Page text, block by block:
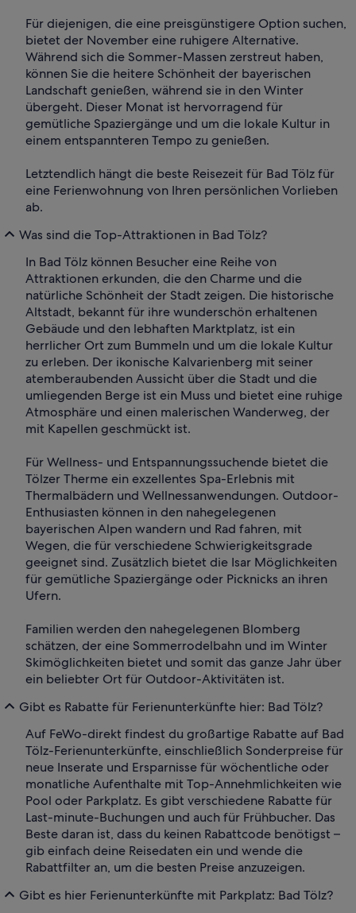
Für diejenigen, die eine preisgünstigere Option suchen,
bietet der November eine ruhigere Alternative.
Während sich die Sommer-Massen zerstreut haben,
können Sie die heitere Schönheit der bayerischen
Landschaft genießen, während sie in den Winter
übergeht. Dieser Monat ist hervorragend für
gemütliche Spaziergänge und um die lokale Kultur in
einem entspannteren Tempo zu genießen.
Letztendlich hängt die beste Reisezeit für Bad Tölz für
eine Ferienwohnung von Ihren persönlichen Vorlieben
ab.
Was sind die Top-Attraktionen in Bad Tölz?
In Bad Tölz können Besucher eine Reihe von
Attraktionen erkunden, die den Charme und die
natürliche Schönheit der Stadt zeigen. Die historische
Altstadt, bekannt für ihre wunderschön erhaltenen
Gebäude und den lebhaften Marktplatz, ist ein
herrlicher Ort zum Bummeln und um die lokale Kultur
zu erleben. Der ikonische Kalvarienberg mit seiner
atemberaubenden Aussicht über die Stadt und die
umliegenden Berge ist ein Muss und bietet eine ruhige
Atmosphäre und einen malerischen Wanderweg, der
mit Kapellen geschmückt ist.
Für Wellness- und Entspannungssuchende bietet die
Tölzer Therme ein exzellentes Spa-Erlebnis mit
Thermalbädern und Wellnessanwendungen. Outdoor-
Enthusiasten können in den nahegelegenen
bayerischen Alpen wandern und Rad fahren, mit
Wegen, die für verschiedene Schwierigkeitsgrade
geeignet sind. Zusätzlich bietet die Isar Möglichkeiten
für gemütliche Spaziergänge oder Picknicks an ihren
Ufern.
Familien werden den nahegelegenen Blomberg
schätzen, der eine Sommerrodelbahn und im Winter
Skimöglichkeiten bietet und somit das ganze Jahr über
ein beliebter Ort für Outdoor-Aktivitäten ist.
Gibt es Rabatte für Ferienunterkünfte hier: Bad Tölz?
Auf FeWo-direkt findest du großartige Rabatte auf Bad
Tölz-Ferienunterkünfte, einschließlich Sonderpreise für
neue Inserate und Ersparnisse für wöchentliche oder
monatliche Aufenthalte mit Top-Annehmlichkeiten wie
Pool oder Parkplatz. Es gibt verschiedene Rabatte für
Last-minute-Buchungen und auch für Frühbucher. Das
Beste daran ist, dass du keinen Rabattcode benötigst –
gib einfach deine Reisedaten ein und wende die
Rabattfilter an, um die besten Preise anzuzeigen.
Gibt es hier Ferienunterkünfte mit Parkplatz: Bad Tölz?